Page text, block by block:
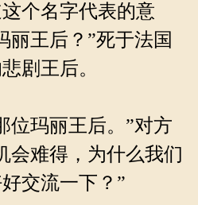
个名字代表的意
丽王后？”死于法国
剧王后。
玛丽王后。”对方
会难得，为什么我们
交流一下？”